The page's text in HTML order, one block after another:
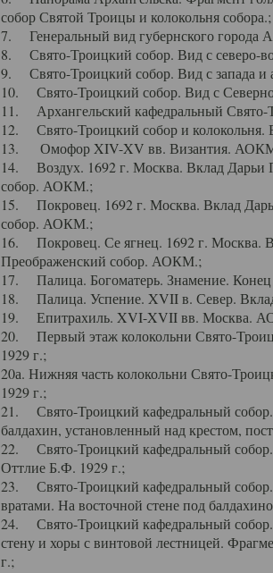
собор Святой Троицы и колокольня собора.;
7. Генеральный вид губернского города
8. Свято-Троицкий собор. Вид с северо-
9. Свято-Троицкий собор. Вид с запада и
10. Свято-Троицкий собор. Вид с
11. Архангельский кафедральный Свято-
12. Свято-Троицкий собор и колокольня.
13. Омофор XIV-XV вв. Византия.
14. Воздух. 1692 г. Москва. Вклад Дарьи
собор. АОКМ.;
15. Покровец. 1692 г. Москва. Вклад
собор. АОКМ.;
16. Покровец. Се ягнец. 1692 г. Москва.
Преображенский собор. АОКМ.;
17. Палица. Богоматерь. Знамение.
18. Палица. Успение. XVII в. Север.
19. Епитрахиль. XVI-XVII вв. Москва.
20. Первый этаж колокольни Свято-
1929 г.;
20а. Нижняя часть колокольни Свято-
1929 г.;
21. Свято-Троицкий кафедральный
балдахин, установленный над крестом,
22. Свято-Троицкий кафедральный собор.
Оттлие Б.Ф. 1929 г.;
23. Свято-Троицкий кафедральный
вратами. На восточной стене под
24. Свято-Троицкий кафедральный собор.
стену и хоры с винтовой лестницей.
г.;